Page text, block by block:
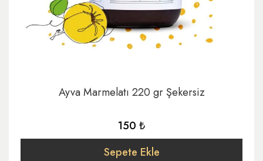
Ayva Marmelatı 220 gr Şekersiz
150 ₺
Sepete Ekle